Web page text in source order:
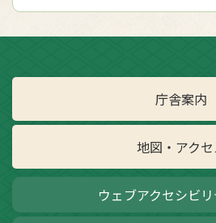
庁舎案内
地図・アク
ウェブアクセシビ